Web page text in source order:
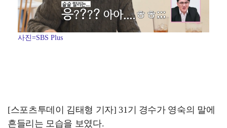
사진=SBS Plus
[스포츠투데이 김태형 기자] 31기 경수가 영숙의 말에
흔들리는 모습을 보였다.